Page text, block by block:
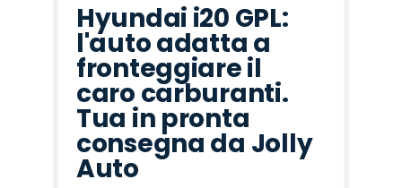
Hyundai i20 GPL:
l'auto adatta a
fronteggiare il
caro carburanti.
Tua in pronta
consegna da Jolly
Auto